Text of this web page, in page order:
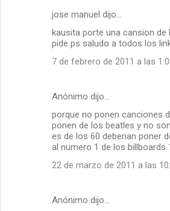
jose manuel dijo…
kausita porte una cansion de
pide ps saludo a todos los
7 de febrero de 2011 a las
Anónimo dijo…
porque no ponen canciones
ponen de los beatles y no
es de los 60 deberian poner
al numero 1 de los billboards
22 de marzo de 2011 a las
Anónimo dijo…